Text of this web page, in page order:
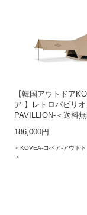
【韓国アウトドア
ア-】レトロパビリ
PAVILLION-＜送料無
186,000円
＜KOVEA-コベア-アウト
＞